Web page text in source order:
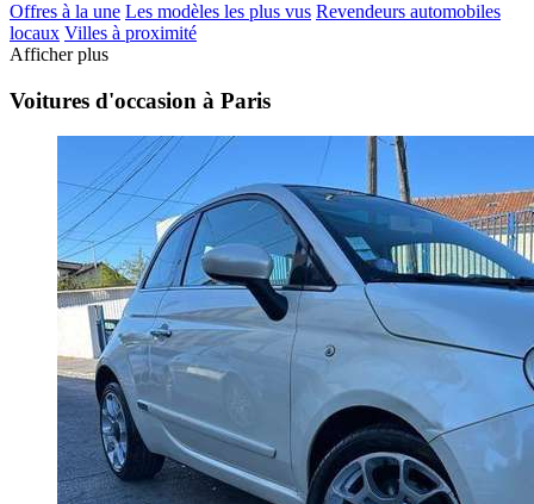
Offres à la une Les modèles les plus vus Revendeurs automobiles
locaux Villes à proximité
Afficher plus
Voitures d'occasion à Paris